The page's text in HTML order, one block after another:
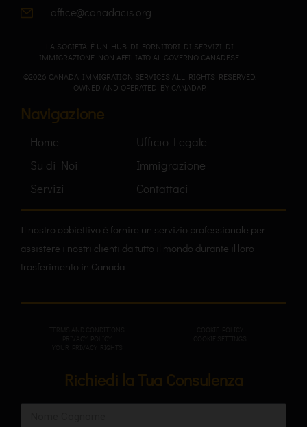
office@canadacis.org
LA SOCIETÀ È UN HUB DI FORNITORI DI SERVIZI DI
IMMIGRAZIONE NON AFFILIATO AL GOVERNO CANADESE.
©2026 CANADA IMMIGRATION SERVICES ALL RIGHTS RESERVED.
OWNED AND OPERATED BY CANADAP.
Navigazione
Home
Su di Noi
Servizi
Ufficio Legale
Immigrazione
Contattaci
Il nostro obbiettivo è fornire un servizio professionale per
assistere i nostri clienti da tutto il mondo durante il loro
trasferimento in Canada.
Richiedi la Tua Consulenza